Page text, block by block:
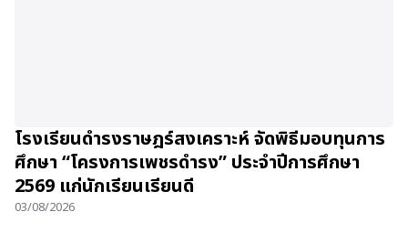
โรงเรียนดำรงราษฎร์สงเคราะห์ จัดพิธีมอบทุนการ
ศึกษา “โครงการเพชรดำรง” ประจำปีการศึกษา
2569 แก่นักเรียนเรียนดี
03/08/2026